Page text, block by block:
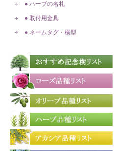
● ハーブの名札
● 取付用金具
● ネームタグ・横型